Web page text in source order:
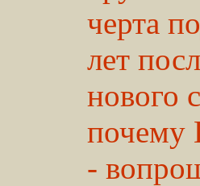
черта
лет
нового
почему
-